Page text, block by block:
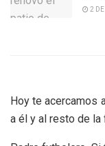
2
Hoy te acercamos
a él y al resto de la